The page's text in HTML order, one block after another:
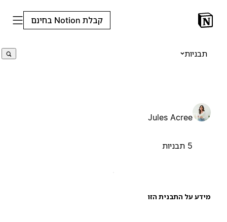
קבלת Notion בחינם
תבניות
Jules Acree
על התבנית הזו